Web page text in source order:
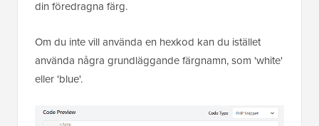
din föredragna färg.
Om du inte vill använda en hexkod kan du istället
använda några grundläggande färgnamn, som 'white'
eller 'blue'.